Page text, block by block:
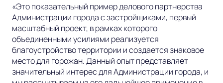
«Это показательный пример делового партнерства
Администрации города с застройщиками, первый
масштабный проект, в рамках которого
объединенными усилиями реализуется
благоустройство территории и создается знаковое
место для горожан. Данный опыт представляет
значительный интерес для Администрации города, и